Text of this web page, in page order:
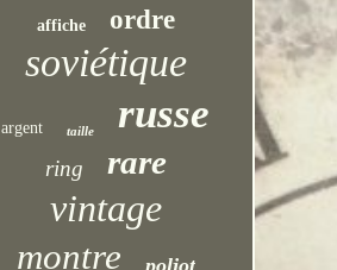
affiche ordre
soviétique
argent taille russe
ring rare
vintage
montre poljot